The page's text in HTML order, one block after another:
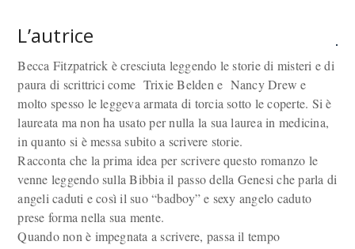
L’autrice
Becca Fitzpatrick è cresciuta leggendo le storie di misteri e di
paura di scrittrici come Trixie Belden e Nancy Drew e
molto spesso le leggeva armata di torcia sotto le coperte. Si è
laureata ma non ha usato per nulla la sua laurea in medicina,
in quanto si è messa subito a scrivere storie.
Racconta che la prima idea per scrivere questo romanzo le
venne leggendo sulla Bibbia il passo della Genesi che parla di
angeli caduti e così il suo “badboy” e sexy angelo caduto
prese forma nella sua mente.
Quando non è impegnata a scrivere, passa il tempo